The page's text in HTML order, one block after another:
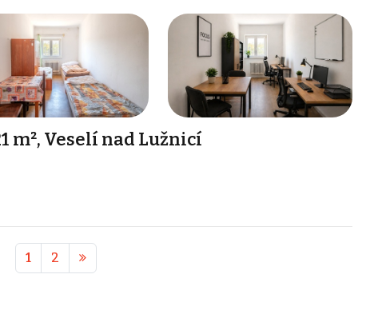
m², Veselí nad Lužnicí
1 2